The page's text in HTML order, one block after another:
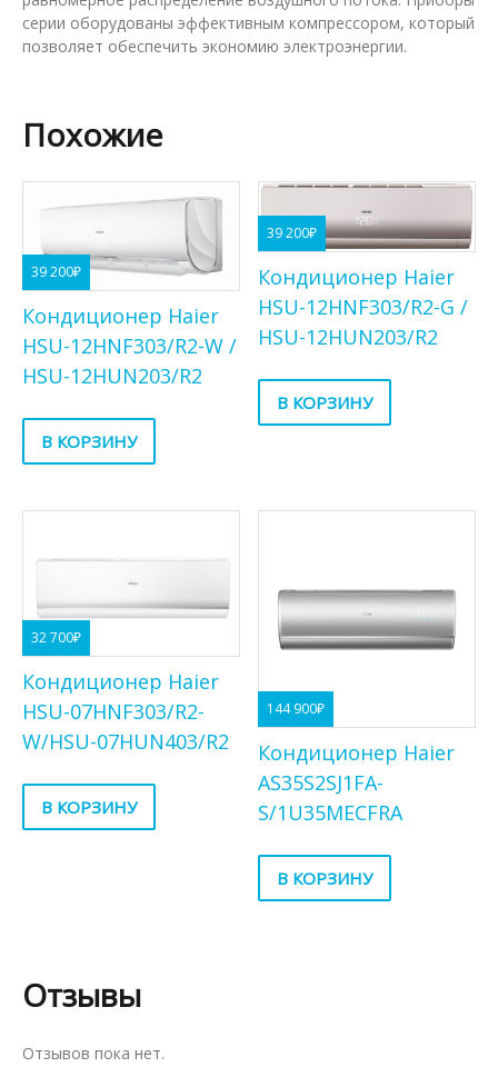
серии оборудованы эффективным компрессором, который
позволяет обеспечить экономию электроэнергии.
Похожие
39 200₽
Кондиционер Haier
HSU-12HNF303/R2-W /
HSU-12HUN203/R2
В КОРЗИНУ
39 200₽
Кондиционер Haier
HSU-12HNF303/R2-G /
HSU-12HUN203/R2
В КОРЗИНУ
32 700₽
Кондиционер Haier
HSU-07HNF303/R2-
W/HSU-07HUN403/R2
В КОРЗИНУ
144 900₽
Кондиционер Haier
AS35S2SJ1FA-
S/1U35MECFRA
В КОРЗИНУ
Отзывы
Отзывов пока нет.